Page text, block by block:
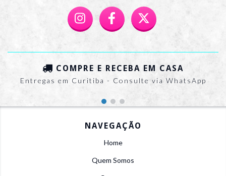
COMPRE E RECEBA EM CASA
Entregas em Curitiba - Consulte via WhatsApp
NAVEGAÇÃO
Home
Quem Somos